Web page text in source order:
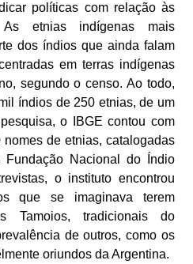
políticas com relação às
etnias indígenas mais
dos índios que ainda falam
em terras indígenas
segundo o censo. Ao todo,
índios de 250 etnias, de um
o IBGE contou com
de etnias, catalogadas
Nacional do Índio
o instituto encontrou
que se imaginava terem
Tamoios, tradicionais do
de outros, como os
oriundos da Argentina.